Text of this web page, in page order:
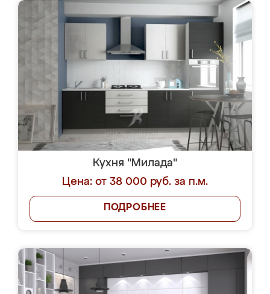
Кухня "Милада"
Цена: от 38 000 руб. за п.м.
ПОДРОБНЕЕ